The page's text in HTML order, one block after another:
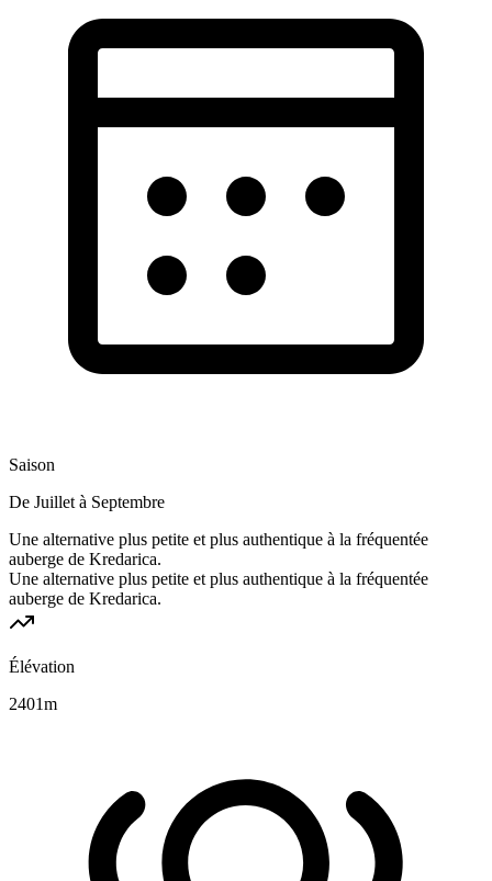
Saison
De Juillet à Septembre
Une alternative plus petite et plus authentique à la fréquentée
auberge de Kredarica.
Une alternative plus petite et plus authentique à la fréquentée
auberge de Kredarica.
Élévation
2401m